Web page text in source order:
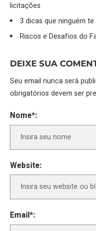
licitações
3 dicas que ninguém
Riscos e Desafios do
DEIXE SUA
Seu email nunca será
obrigatórios devem ser
Nome*:
Website:
Email*: